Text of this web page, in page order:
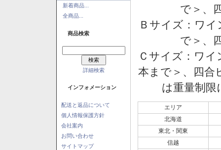
新着商品...
全商品...
商品検索
詳細検索
インフォメーション
配送と返品について
個人情報保護方針
会社案内
お問い合わせ
サイトマップ
で＞、
Ｂサイズ：ワ
で＞、
Ｃサイズ：ワイ
本まで＞、四
は重量制
エリア
北海道
東北・関東
信越